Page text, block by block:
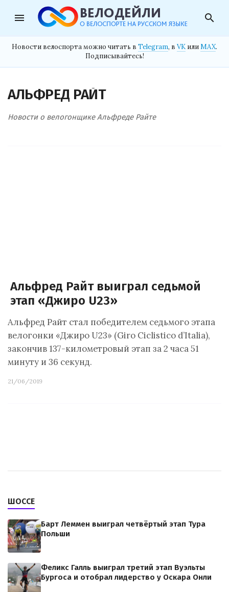
menu search
Новости велоспорта можно читать в Telegram, в VK илиMAX.
Подписывайтесь!
АЛЬФРЕД РАЙТ
Новости о велогонщике Альфреде Райте
Альфред Райт выиграл седьмой
этап «Джиро U23»
Альфред Райт стал победителем седьмого этапа
велогонки «Джиро U23» (Giro Ciclistico d’Italia),
закончив 137-километровый этап за 2 часа 51
минуту и 36 секунд.
21/06/2019
ШОССЕ
Барт Леммен выиграл четвёртый этап Тура
Польши
Феликс Галль выиграл третий этап Вуэльты
Бургоса и отобрал лидерство у Оскара Онли